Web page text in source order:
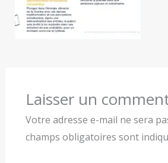
Laisser un
Votre adresse e-mail ne sera
champs obligatoires sont